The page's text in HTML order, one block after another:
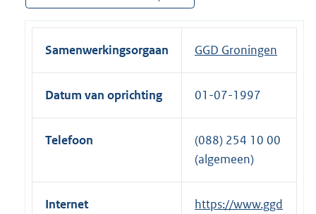
Samenwerkingsorgaan GGD Groningen
Datum van oprichting 01-07-1997
Telefoon
(088) 254 10 00
(algemeen)
Internet
E
https://www.ggd